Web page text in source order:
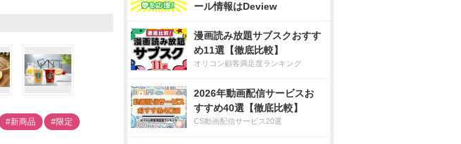
#新商品 #限定
ール情報はDeview
漫画読み放題サブスクおすす
め11選【徹底比較】
オリコン顧客満足度ランキング
2026年動画配信サービスお
すすめ40選【徹底比較】
CS動画配信サービス20選